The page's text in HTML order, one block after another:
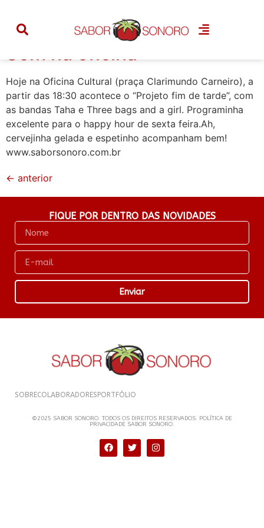
Categoria:acontece
Som na oficina
Hoje na Oficina Cultural (praça Clarimundo Carneiro), a
partir das 18:30 acontece o “Projeto fim de tarde”, com
as bandas Taha e Three bags and a girl. Programinha
excelente para o happy hour de sexta feira.Ah,
cervejinha gelada e espetinho acompanham bem!
www.saborsonoro.com.br
← anterior
FIQUE POR DENTRO DAS NOVIDADES
Enviar
SOBRECOLABORADORESPORTFÓLIO
©2025 SABOR SONORO. TODOS OS DIREITOS RESERVADOS. POLÍTICA DE
PRIVACIDADE SABOR SONORO.